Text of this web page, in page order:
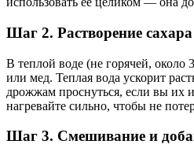
Шаг 2. Растворение сахара
В теплой воде (не горячей, около
или мед. Теплая вода ускорит
дрожжам проснуться, если вы их
нагревайте сильно, чтобы не
Шаг 3. Смешивание и